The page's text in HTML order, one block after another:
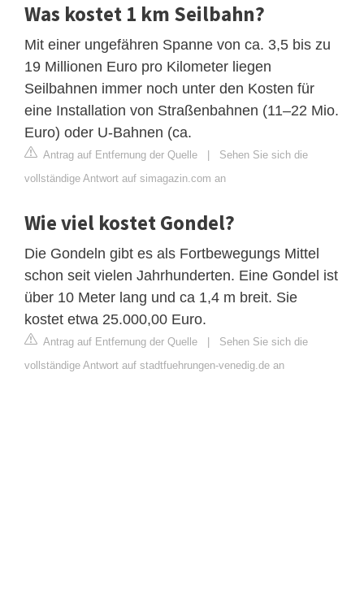
Was kostet 1 km Seilbahn?
Mit einer ungefähren Spanne von ca. 3,5 bis zu
19 Millionen Euro pro Kilometer liegen
Seilbahnen immer noch unter den Kosten für
eine Installation von Straßenbahnen (11–22 Mio.
Euro) oder U-Bahnen (ca.
Antrag auf Entfernung der Quelle | Sehen Sie sich die
vollständige Antwort auf simagazin.com an
Wie viel kostet Gondel?
Die Gondeln gibt es als Fortbewegungs Mittel
schon seit vielen Jahrhunderten. Eine Gondel ist
über 10 Meter lang und ca 1,4 m breit. Sie
kostet etwa 25.000,00 Euro.
Antrag auf Entfernung der Quelle | Sehen Sie sich die
vollständige Antwort auf stadtfuehrungen-venedig.de an